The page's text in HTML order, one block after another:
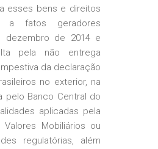
esses bens e direitos
a fatos geradores
dezembro de 2014 e
pela não entrega
da declaração
no exterior, na
pelo Banco Central do
aplicadas pela
Mobiliários ou
regulatórias, além